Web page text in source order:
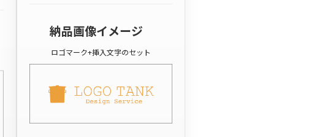
納品画像イメージ
ロゴマーク+挿入文字のセット